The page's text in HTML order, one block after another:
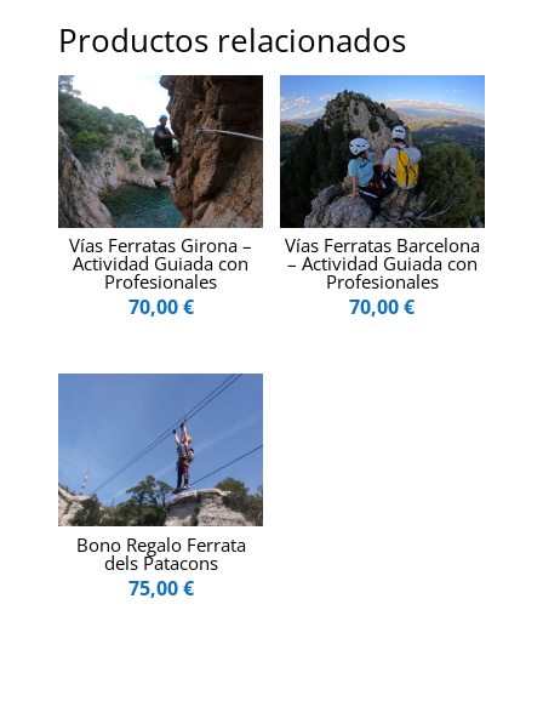
Productos relacionados
Vías Ferratas Girona –
Actividad Guiada con
Profesionales
70,00€
Vías Ferratas Barcelona
– Actividad Guiada con
Profesionales
70,00€
Bono Regalo Ferrata
dels Patacons
75,00€